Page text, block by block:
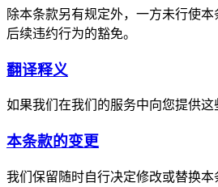
除本条款另有规定外，一方未行使
后续违约行为的豁免。
翻译释义
如果我们在我们的服务中向您提供
本条款的变更
我们保留随时自行决定修改或替换